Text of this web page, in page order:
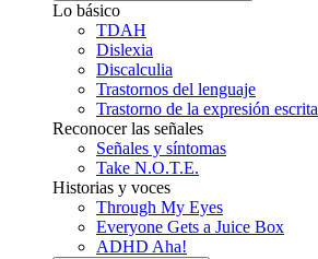
Lo básico
TDAH
Dislexia
Discalculia
Trastornos del lenguaje
Trastorno de la expresión escrita
Reconocer las señales
Señales y síntomas
Take N.O.T.E.
Historias y voces
Through My Eyes
Everyone Gets a Juice Box
ADHD Aha!